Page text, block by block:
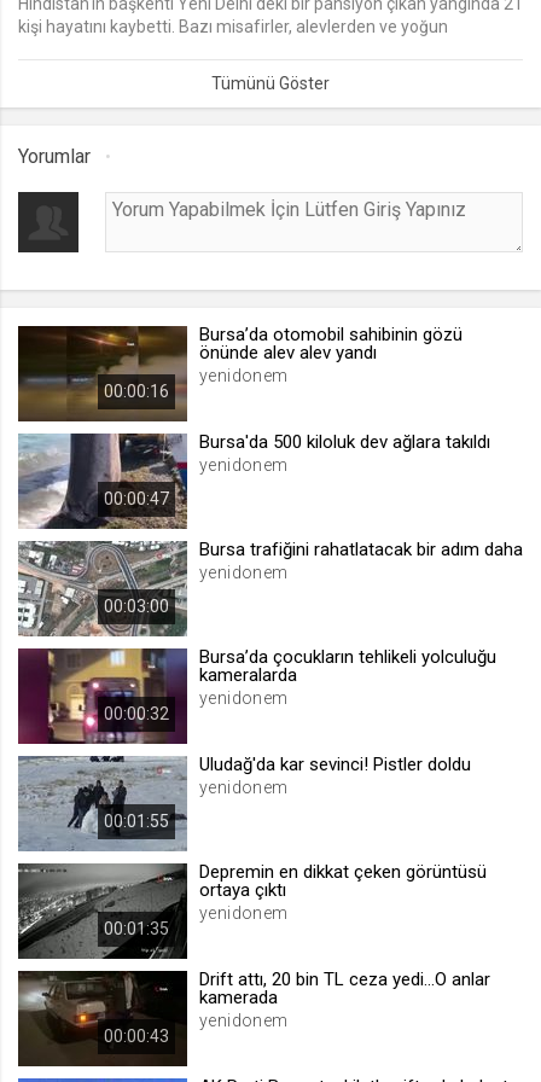
lang
webtvs
[hash]
Oturum doğrulama verisi
1 ay
.web.tv
voteLike*
İsimsiz ziyaretçi için site içeriği
beğenme
voteDislike*
.web.tv
beğenmeme
1 ay
kişi hayatını kaybetti. Bazı misafirler, alevlerden ve yoğun
Yorumlar
00:00:16
Bursa’da otomobil sahibinin gözü
önünde alev alev yandı
yenidonem
00:00:47
Bursa'da 500 kiloluk dev ağlara takıldı
yenidonem
00:03:00
Bursa trafiğini rahatlatacak bir adım daha
yenidonem
00:00:32
Bursa’da çocukların tehlikeli yolculuğu
kameralarda
yenidonem
00:01:55
Uludağ'da kar sevinci! Pistler doldu
yenidonem
00:01:35
Depremin en dikkat çeken görüntüsü
ortaya çıktı
yenidonem
00:00:43
Drift attı, 20 bin TL ceza yedi...O anlar
kamerada
yenidonem